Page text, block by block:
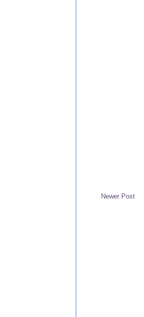
Newer Post